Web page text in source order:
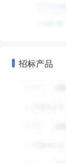
招标产品